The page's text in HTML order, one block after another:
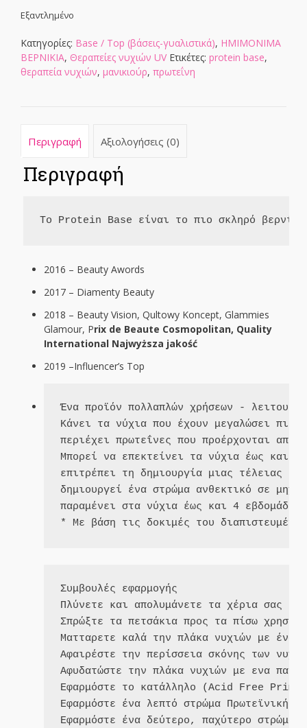
Εξαντλημένο
Κατηγορίες: Base / Top (βάσεις-γυαλιστικά), ΗΜΙΜΟΝΙΜΑ
ΒΕΡΝΙΚΙΑ, Θεραπείες νυχιών UV Ετικέτες: protein base,
θεραπεία νυχιών, μανικιούρ, πρωτεΐνη
Περιγραφή Αξιολογήσεις (0)
Περιγραφή
Το Protein Base είναι το πιο σκληρό
2016 – Beauty Awords
2017 – Diamenty Beauty
2018 – Beauty Vision, Qultowy Koncept, Glammies
Glamour, Prix de Beaute Cosmopolitan, Quality
International Najwyższa jakość
2019 –Influencer’s Top
Ένα προϊόν πολλαπλών χρήσεων -
Κάνει τα νύχια που έχουν μεγαλώσει πιο
περιέχει πρωτεΐνες που προέρχονται
Μπορεί να επεκτείνει τα νύχια έως και 5
επιτρέπει τη δημιουργία μιας τέλειας
δημιουργεί ένα στρώμα ανθεκτικό σε
παραμένει στα νύχια έως και 4
Συμβουλές εφαρμογής
Πλύνετε και απολυμάνετε τα χέρια σας
Σπρώξτε τα πετσάκια προς τα πίσω
Ματταρετε καλά την πλάκα νυχιών με
Αφαιρέστε την περίσσεια σκόνης των
Αφυδατώστε την πλάκα νυχιών με ενα
Εφαρμόστε το κατάλληλο (Acid Free
Εφαρμόστε ένα λεπτό στρώμα
Εφαρμόστε ένα δεύτερο, παχύτερο